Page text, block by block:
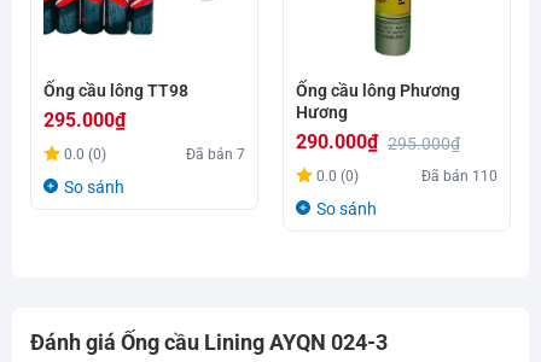
Ống cầu lông TT98
295.000₫
0.0 (0) Đã bán7
So sánh
Ống cầu lông Phương
Hương
295.000₫
Giá
gốc
290.000₫
Giá
hiện
0.0 (0) Đã bán 110
So sánh
Đánh giá Ống cầu Lining AYQN 024-3